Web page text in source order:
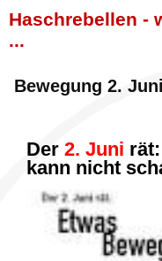
Haschrebellen -
...
Bewegung 2.
Der 2. Juni
kann nicht